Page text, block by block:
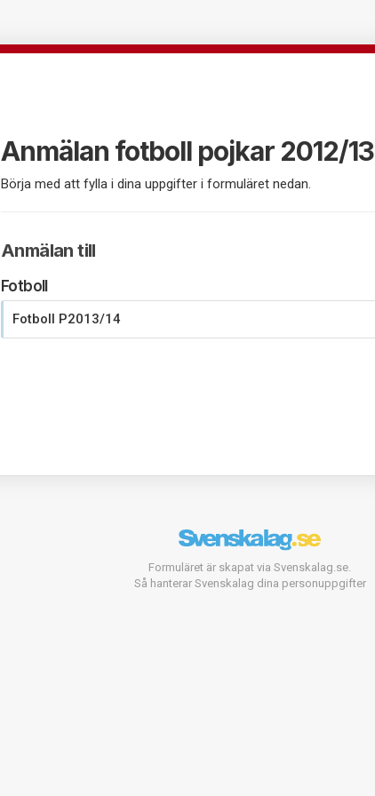
Anmälan fotboll pojkar 2012/13
Börja med att fylla i dina uppgifter i formuläret nedan.
Anmälan till
Fotboll
Fotboll P2013/14
Formuläret är skapat via Svenskalag.se.
Så hanterar Svenskalag dina personuppgifter